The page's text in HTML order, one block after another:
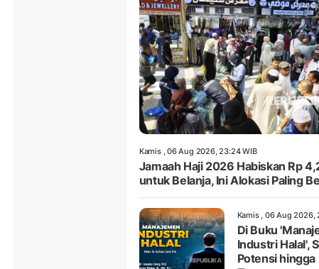
Kamis , 06 Aug 2026, 23:24 WIB
Jamaah Haji 2026 Habiskan Rp
untuk Belanja, Ini Alokasi Paling
Kamis , 06 Aug 2026,
Di Buku
Industri Halal',
Potensi hingga